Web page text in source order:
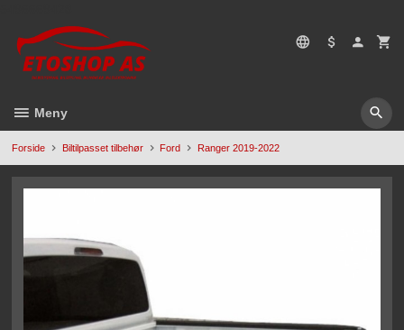
til
innholdet
Meny
Forside Biltilpasset tilbehør Ford Ranger 2019-2022